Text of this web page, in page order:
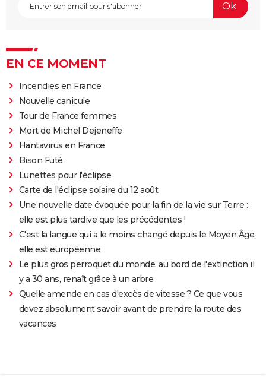
EN CE MOMENT
Incendies en France
Nouvelle canicule
Tour de France femmes
Mort de Michel Dejeneffe
Hantavirus en France
Bison Futé
Lunettes pour l'éclipse
Carte de l'éclipse solaire du 12 août
Une nouvelle date évoquée pour la fin de la vie sur Terre :
elle est plus tardive que les précédentes !
C'est la langue qui a le moins changé depuis le Moyen Âge,
elle est européenne
Le plus gros perroquet du monde, au bord de l'extinction il
y a 30 ans, renaît grâce à un arbre
Quelle amende en cas d'excès de vitesse ? Ce que vous
devez absolument savoir avant de prendre la route des
vacances